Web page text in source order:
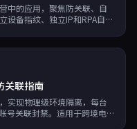
中的应用，聚焦防关联、自
设备指纹、独立IP和RPA自动
关联指南
实现物理级环境隔离，每台
号关联封禁。适用于跨境电